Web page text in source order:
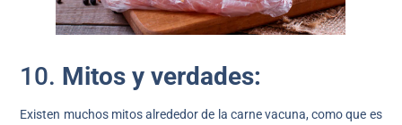
10. Mitos y verdades:
Existen muchos mitos alrededor de la carne vacuna, como que es